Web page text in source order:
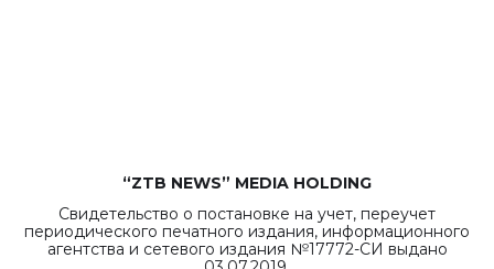
республиканского
“ZTB NEWS” MEDIA HOLDING
Свидетельство о постановке на учет, переучет
периодического печатного издания, информационного
агентства и сетевого издания №17772-СИ выдано